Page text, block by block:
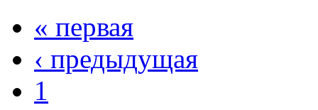
« первая
‹ предыдущая
1